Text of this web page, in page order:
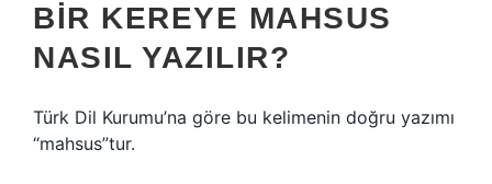
BIR KEREYE MAHSUS
NASIL YAZILIR?
Türk Dil Kurumu’na göre bu kelimenin doğru yazımı
“mahsus”tur.